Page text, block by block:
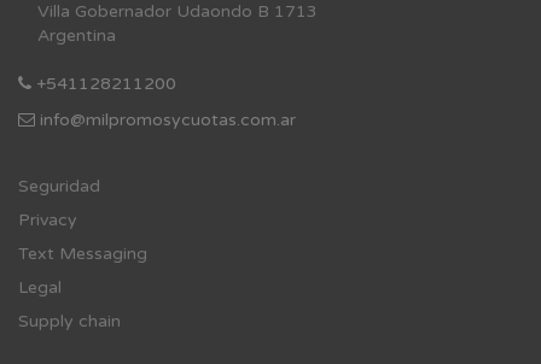
Villa Gobernador Udaondo B 1713
Argentina
+541128211200
info@milpromosycuotas.com.ar
Seguridad
Privacy
Text Messaging
Legal
Supply chain